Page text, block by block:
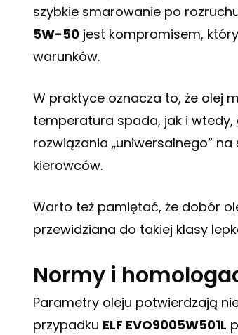
szybkie smarowanie po
5W-50 jest kompromisem,
warunków.
W praktyce oznacza to, że olej
temperatura spada, jak i wtedy,
rozwiązania „uniwersalnego”
kierowców.
Warto też pamiętać, że dobór
przewidziana do takiej klasy
Normy i
Parametry oleju potwierdzają
przypadku ELF EVO9005W501L